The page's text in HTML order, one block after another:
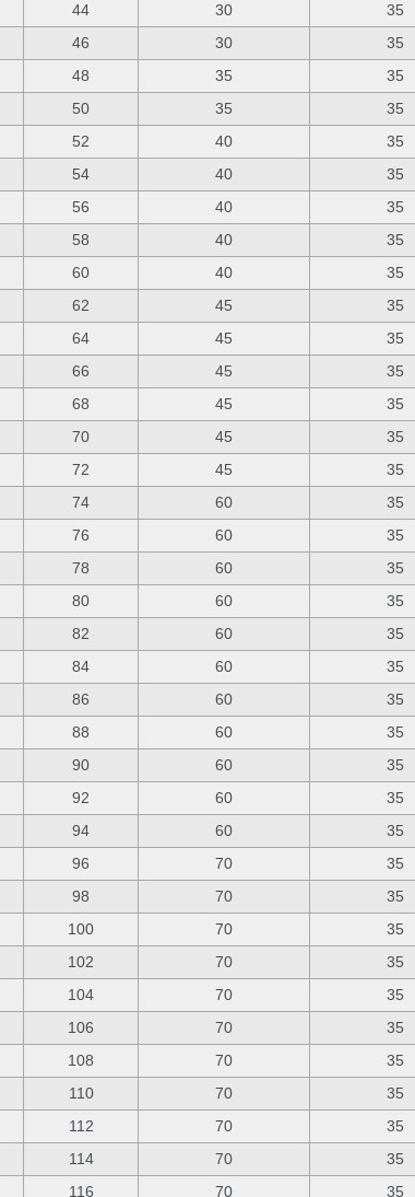
44 30 35
46 30 35
48 35 35
50 35 35
52 40 35
54 40 35
56 40 35
58 40 35
60 40 35
62 45 35
64 45 35
66 45 35
68 45 35
70 45 35
72 45 35
74 60 35
76 60 35
78 60 35
80 60 35
82 60 35
84 60 35
86 60 35
88 60 35
90 60 35
92 60 35
94 60 35
96 70 35
98 70 35
100 70 35
102 70 35
104 70 35
106 70 35
108 70 35
110 70 35
112 70 35
114 70 35
116 70 35